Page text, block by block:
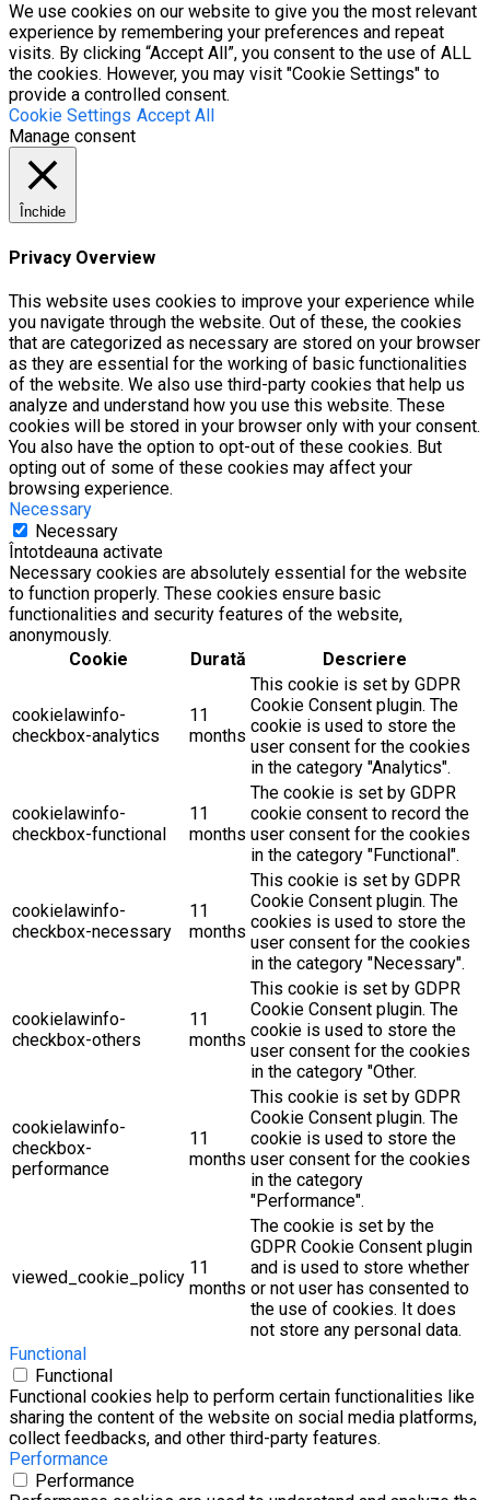
We use cookies on our website to give you the most relevant
experience by remembering your preferences and repeat
visits. By clicking “Accept All”, you consent to the use of ALL
the cookies. However, you may visit "Cookie Settings" to
provide a controlled consent.
Cookie Settings Accept All
Manage consent
Închide
Privacy Overview
This website uses cookies to improve your experience while
you navigate through the website. Out of these, the cookies
that are categorized as necessary are stored on your browser
as they are essential for the working of basic functionalities
of the website. We also use third-party cookies that help us
analyze and understand how you use this website. These
cookies will be stored in your browser only with your consent.
You also have the option to opt-out of these cookies. But
opting out of some of these cookies may affect your
browsing experience.
Necessary
Necessary
Întotdeauna activate
Necessary cookies are absolutely essential for the website
to function properly. These cookies ensure basic
functionalities and security features of the website,
anonymously.
Cookie
Durată Descriere
cookielawinfo-
checkbox-analytics
11
months
This cookie is set by GDPR
Cookie Consent plugin. The
cookie is used to store the
user consent for the cookies
in the category "Analytics".
cookielawinfo-
checkbox-functional
11
months
The cookie is set by GDPR
cookie consent to record the
user consent for the cookies
in the category "Functional".
cookielawinfo-
checkbox-necessary
11
months
This cookie is set by GDPR
Cookie Consent plugin. The
cookies is used to store the
user consent for the cookies
in the category "Necessary".
cookielawinfo-
checkbox-others
11
months
This cookie is set by GDPR
Cookie Consent plugin. The
cookie is used to store the
user consent for the cookies
in the category "Other.
cookielawinfo-
checkbox-
performance
11
months
This cookie is set by GDPR
Cookie Consent plugin. The
cookie is used to store the
user consent for the cookies
in the category
"Performance".
viewed_cookie_policy 11
months
The cookie is set by the
GDPR Cookie Consent plugin
and is used to store whether
or not user has consented to
the use of cookies. It does
not store any personal data.
Functional
Functional
Functional cookies help to perform certain functionalities like
sharing the content of the website on social media platforms,
collect feedbacks, and other third-party features.
Performance
Performance